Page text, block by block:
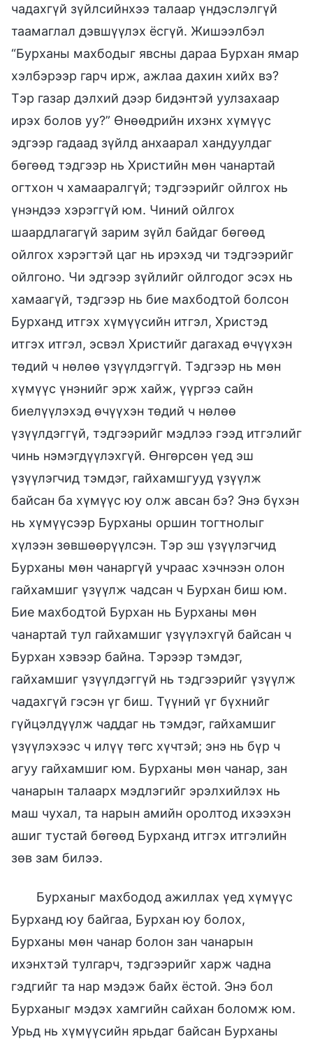
чадахгүй зүйлсийнхээ талаар үндэслэлгүй
таамаглал дэвшүүлэх ёсгүй. Жишээлбэл
“Бурханы махбодыг явсны дараа Бурхан ямар
хэлбэрээр гарч ирж, ажлаа дахин хийх вэ?
Тэр газар дэлхий дээр бидэнтэй уулзахаар
ирэх болов уу?” Өнөөдрийн ихэнх хүмүүс
эдгээр гадаад зүйлд анхаарал хандуулдаг
бөгөөд тэдгээр нь Христийн мөн чанартай
огтхон ч хамааралгүй; тэдгээрийг ойлгох нь
үнэндээ хэрэггүй юм. Чиний ойлгох
шаардлагагүй зарим зүйл байдаг бөгөөд
ойлгох хэрэгтэй цаг нь ирэхэд чи тэдгээрийг
ойлгоно. Чи эдгээр зүйлийг ойлгодог эсэх нь
хамаагүй, тэдгээр нь бие махбодтой болсон
Бурханд итгэх хүмүүсийн итгэл, Христэд
итгэх итгэл, эсвэл Христийг дагахад өчүүхэн
төдий ч нөлөө үзүүлдэггүй. Тэдгээр нь мөн
хүмүүс үнэнийг эрж хайж, үүргээ сайн
биелүүлэхэд өчүүхэн төдий ч нөлөө
үзүүлдэггүй, тэдгээрийг мэдлээ гээд итгэлийг
чинь нэмэгдүүлэхгүй. Өнгөрсөн үед эш
үзүүлэгчид тэмдэг, гайхамшгууд үзүүлж
байсан ба хүмүүс юу олж авсан бэ? Энэ бүхэн
нь хүмүүсээр Бурханы оршин тогтнолыг
хүлээн зөвшөөрүүлсэн. Тэр эш үзүүлэгчид
Бурханы мөн чанаргүй учраас хэчнээн олон
гайхамшиг үзүүлж чадсан ч Бурхан биш юм.
Бие махбодтой Бурхан нь Бурханы мөн
чанартай тул гайхамшиг үзүүлэхгүй байсан ч
Бурхан хэвээр байна. Тэрээр тэмдэг,
гайхамшиг үзүүлдэггүй нь тэдгээрийг үзүүлж
чадахгүй гэсэн үг биш. Түүний үг бүхнийг
гүйцэлдүүлж чаддаг нь тэмдэг, гайхамшиг
үзүүлэхээс ч илүү төгс хүчтэй; энэ нь бүр ч
агуу гайхамшиг юм. Бурханы мөн чанар, зан
чанарын талаарх мэдлэгийг эрэлхийлэх нь
маш чухал, та нарын амийн оролтод ихээхэн
ашиг тустай бөгөөд Бурханд итгэх итгэлийн
зөв зам билээ.
Бурханыг махбодод ажиллах үед хүмүүс
Бурханд юу байгаа, Бурхан юу болох,
Бурханы мөн чанар болон зан чанарын
ихэнхтэй тулгарч, тэдгээрийг харж чадна
гэдгийг та нар мэдэж байх ёстой. Энэ бол
Бурханыг мэдэх хамгийн сайхан боломж юм.
Урьд нь хүмүүсийн ярьдаг байсан Бурханы